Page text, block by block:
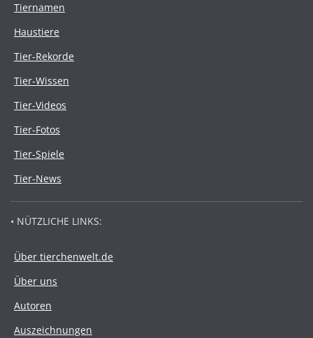
Tiernamen
Haustiere
Tier-Rekorde
Tier-Wissen
Tier-Videos
Tier-Fotos
Tier-Spiele
Tier-News
• NÜTZLICHE LINKS:
Über tierchenwelt.de
Über uns
Autoren
Auszeichnungen